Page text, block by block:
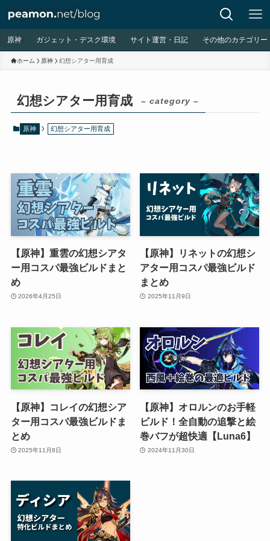
原神 ガジェット・デスク環境 サイト運営・日記 その他のカテゴリー
ホーム 原神 幻想シアター用育成
幻想シアター用育成 – category –
原神 幻想シアター用育成
【原神】重雲の幻想シアタ
ー用コスパ最強ビルドまと
め
2026年4月25日
【原神】リネットの幻想シ
アター用コスパ最強ビルド
まとめ
2025年11月9日
【原神】コレイの幻想シア
ター用コスパ最強ビルドま
とめ
2025年11月8日
【原神】オロルンのお手軽
ビルド！全自動の追撃と絵
巻バフが超快適【Luna6】
2024年11月30日